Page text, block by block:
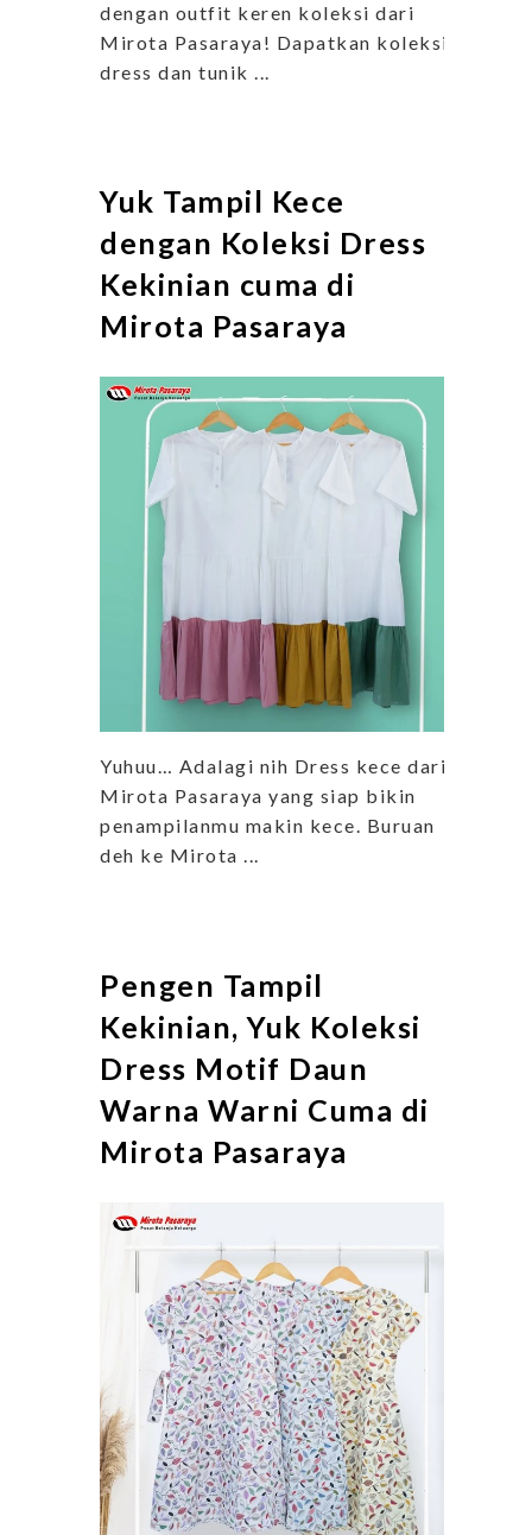
dengan outfit keren koleksi dari
Mirota Pasaraya! Dapatkan koleksi
dress dan tunik ...
Yuk Tampil Kece
dengan Koleksi Dress
Kekinian cuma di
Mirota Pasaraya
Yuhuu… Adalagi nih Dress kece dari
Mirota Pasaraya yang siap bikin
penampilanmu makin kece. Buruan
deh ke Mirota ...
Pengen Tampil
Kekinian, Yuk Koleksi
Dress Motif Daun
Warna Warni Cuma di
Mirota Pasaraya